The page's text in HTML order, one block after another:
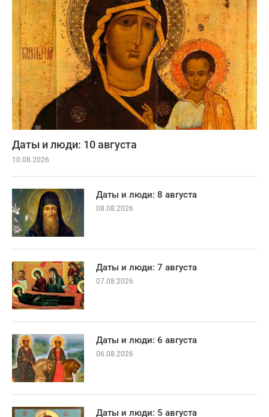
Даты и люди: 10 августа
10.08.2026
Даты и люди: 8 августа
08.08.2026
Даты и люди: 7 августа
07.08.2026
Даты и люди: 6 августа
06.08.2026
Даты и люди: 5 августа